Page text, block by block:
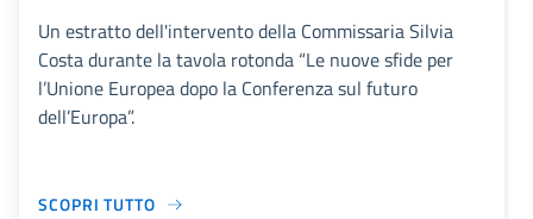
Un estratto dell'intervento della Commissaria Silvia
Costa durante la tavola rotonda “Le nuove sfide per
l’Unione Europea dopo la Conferenza sul futuro
dell’Europa”.
SCOPRI TUTTO